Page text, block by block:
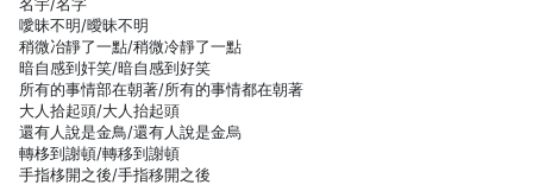
噯昧不明/曖昧不明
稍微冶靜了一點/稍微冷靜了一點
暗自感到奸笑/暗自感到好笑
所有的事情部在朝著/所有的事情都在朝著
大人拾起頭/大人抬起頭
還有人說是金鳥/還有人說是金烏
轉栘到謝頓/轉移到謝頓
手指栘開之後/手指移開之後